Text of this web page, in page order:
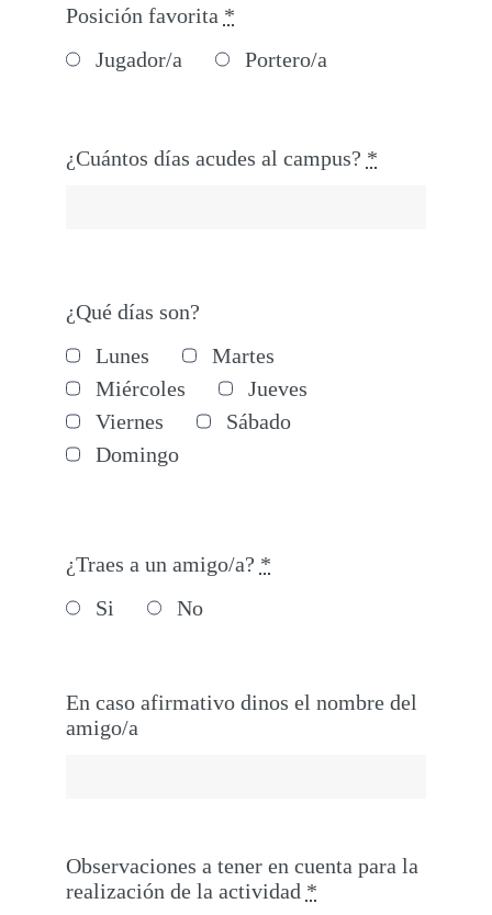
Posición favorita *
Jugador/a
Portero/a
¿Cuántos días acudes al campus? *
¿Qué días son?
Lunes
Martes
Miércoles
Jueves
Viernes
Sábado
Domingo
¿Traes a un amigo/a? *
Si
No
En caso afirmativo dinos el nombre del
amigo/a
Observaciones a tener en cuenta para la
realización de la actividad *